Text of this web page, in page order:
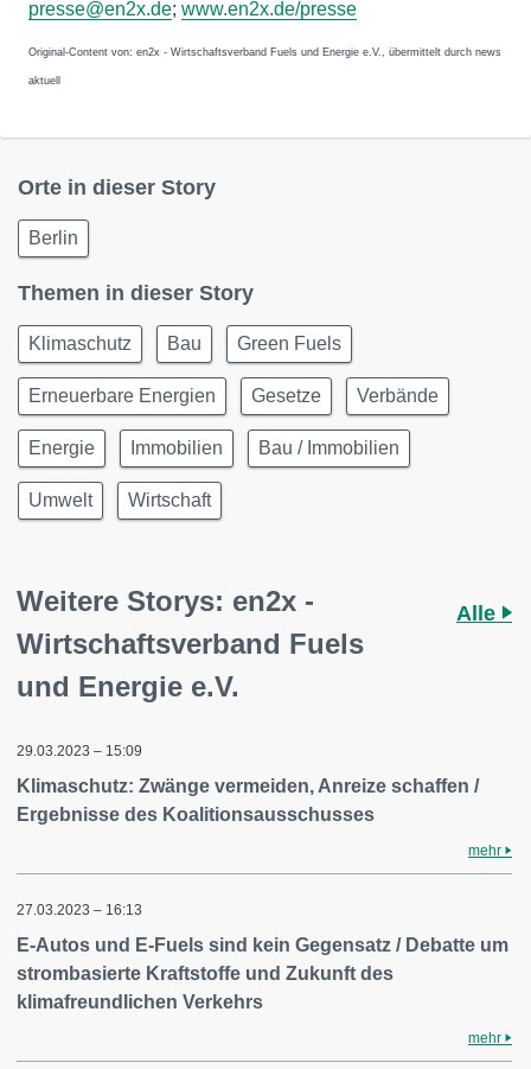
presse@en2x.de; www.en2x.de/presse
Original-Content von: en2x - Wirtschaftsverband Fuels und Energie e.V., übermittelt durch news
aktuell
Orte in dieser Story
Berlin
Themen in dieser Story
Klimaschutz Bau Green Fuels
Erneuerbare Energien Gesetze Verbände
Energie Immobilien Bau / Immobilien
Umwelt Wirtschaft
Weitere Storys: en2x -
Wirtschaftsverband Fuels
und Energie e.V.
Alle
29.03.2023 – 15:09
Klimaschutz: Zwänge vermeiden, Anreize schaffen /
Ergebnisse des Koalitionsausschusses
mehr
27.03.2023 – 16:13
E-Autos und E-Fuels sind kein Gegensatz / Debatte um
strombasierte Kraftstoffe und Zukunft des
klimafreundlichen Verkehrs
mehr